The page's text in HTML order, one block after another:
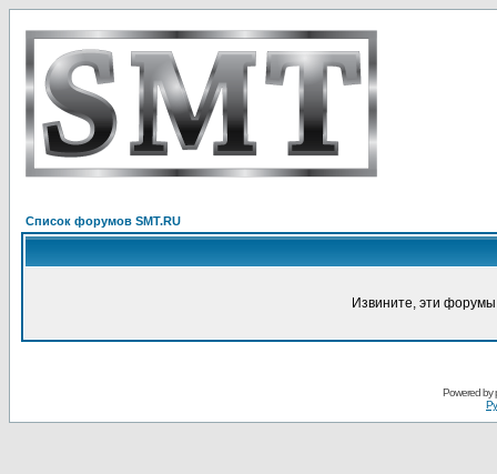
Список форумов SMT.RU
Извините, эти
Powered by